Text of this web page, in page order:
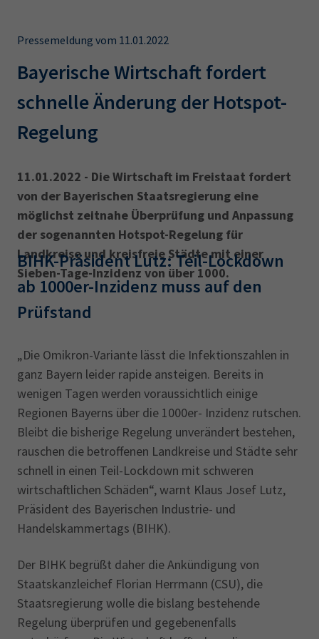
Karriere
Presse
EN
IHK Akademie
Magazin Log-in
34i
Pressemeldung vom 11.01.2022
Bayerische Wirtschaft fordert
schnelle Änderung der Hotspot-
Regelung
11.01.2022 - Die Wirtschaft im Freistaat fordert
von der Bayerischen Staatsregierung eine
möglichst zeitnahe Überprüfung und Anpassung
der sogenannten Hotspot-Regelung für
Landkreise und kreisfreie Städte mit einer
Sieben-Tage-Inzidenz von über 1000.
BIHK-Präsident Lutz: Teil-Lockdown
ab 1000er-Inzidenz muss auf den
Prüfstand
„Die Omikron-Variante lässt die Infektionszahlen in
ganz Bayern leider rapide ansteigen. Bereits in
wenigen Tagen werden voraussichtlich einige
Regionen Bayerns über die 1000er- Inzidenz rutschen.
Bleibt die bisherige Regelung unverändert bestehen,
rauschen die betroffenen Landkreise und Städte sehr
schnell in einen Teil-Lockdown mit schweren
wirtschaftlichen Schäden“, warnt Klaus Josef Lutz,
Präsident des Bayerischen Industrie- und
Handelskammertags (BIHK).
Der BIHK begrüßt daher die Ankündigung von
Staatskanzleichef Florian Herrmann (CSU), die
Staatsregierung wolle die bislang bestehende
Regelung überprüfen und gegebenenfalls